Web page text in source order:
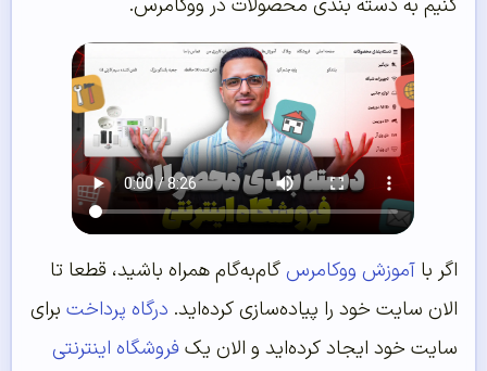
کنیم به دسته بندی محصولات در ووکامرس.
اگر با آموزش ووکامرس گام‌به‌گام همراه باشید، قطعا تا
الان سایت خود را پیاده‌سازی کرده‌اید. درگاه پرداخت برای
سایت خود ایجاد کرده‌اید و الان یکفروشگاه اینترنتی